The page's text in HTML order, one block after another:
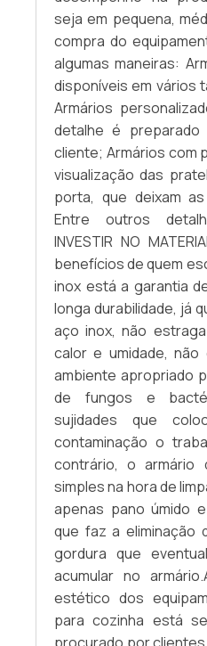
segurança dos
COMO
DAS BARRAS DE
Garanta a qualidade
escolhendo
normas da ABNT,
resistentes e
confeccionado
espaço que deve
móvel.QUALIDADE DO
ARMÁRIO DE INOX
aço inox também
trabalho, pois
úmido são
superfície
e também não
muito indicado para
nos quais a
modelo de
prateleiras, o espaço
entre outros
definidos pelo
Eginox, empresa
aço inox de alto
Faça contato!
seja em pequena,
compra do
algumas maneiras:
disponíveis em vários
Armários
detalhe é
cliente; Armários com
visualização das
porta, que deixam
Entre outros
INVESTIR NO
benefícios de quem
inox está a garantia
longa durabilidade, já
aço inox, não
calor e umidade,
ambiente apropriado
de fungos e
sujidades que
contaminação o
contrário, o armário
simples na hora de
apenas pano úmido
que faz a eliminação
gordura que
acumular no
estético dos
para cozinha está